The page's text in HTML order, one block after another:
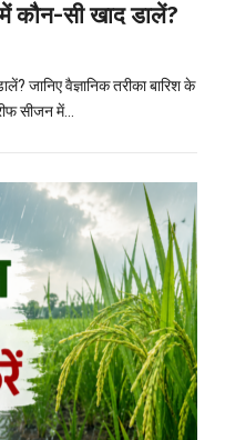
कौन-सी खाद डालें?
जानिए वैज्ञानिक तरीका बारिश के
सीजन में…